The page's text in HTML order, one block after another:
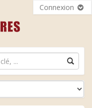
Connexion